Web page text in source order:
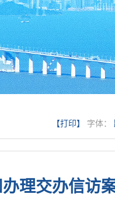
【打印】 字体：
理交办信访